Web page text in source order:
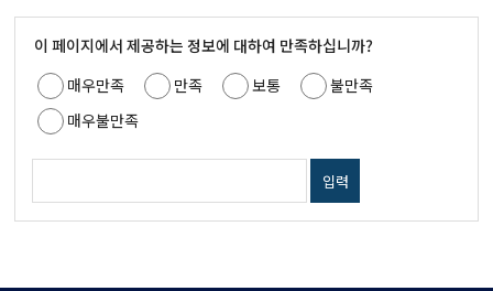
이 페이지에서 제공하는 정보에 대하여 만족하십니까?
매우만족
만족 보통
불만족
매우불만족